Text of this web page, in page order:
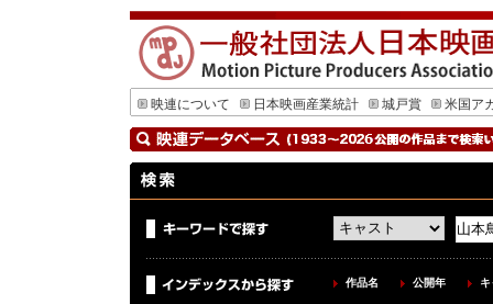
映連について 日本映画産業統計 城戸賞 米国ア
作品名 公開年